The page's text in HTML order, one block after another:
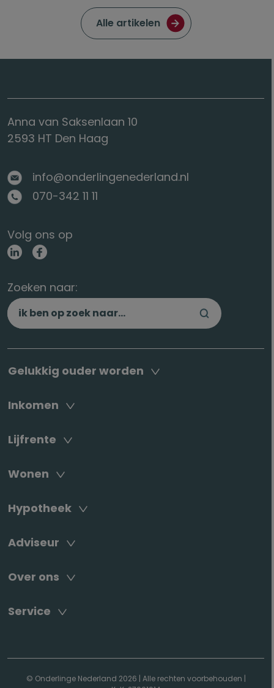
Ga naar de pagina met
Alle artikelen
Anna van Saksenlaan 10
2593 HT Den Haag
info@onderlingenederland.nl
070-342 11 11
Volg ons op
Zoeken naar:
Gelukkig ouder worden
Inkomen
Lijfrente
Wonen
Hypotheek
Adviseur
Over ons
Service
© Onderlinge Nederland 2026 | Alle rechten voorbehouden |